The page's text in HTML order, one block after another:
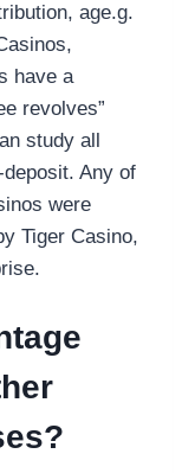
age.g.
have a
revolves”
study all
Any of
were
Tiger Casino,